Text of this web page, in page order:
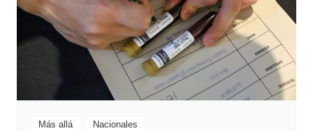
Más allá Nacionales